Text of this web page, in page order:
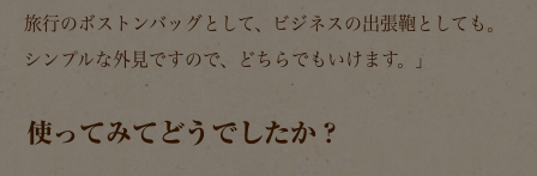
旅行のボストンバッグとして、ビジネスの出張鞄としても。
シンプルな外見ですので、どちらでもいけます。」
使ってみてどうでしたか？